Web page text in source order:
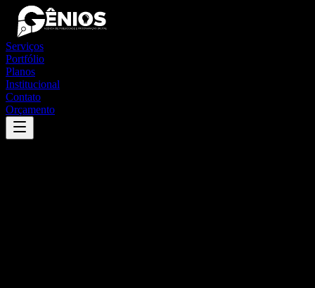
Serviços
Portfólio
Planos
Institucional
Contato
Orçamento